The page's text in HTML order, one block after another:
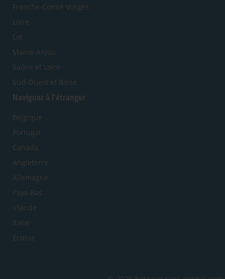
Franche-Comté Vosges
Loire
Lot
Maine-Anjou
Saône et Loire
Sud-Ouest et Baïse
Naviguez à l'étranger
Belgique
Portugal
Canada
Angleterre
Allemagne
Pays-Bas
Irlande
Italie
Ecosse